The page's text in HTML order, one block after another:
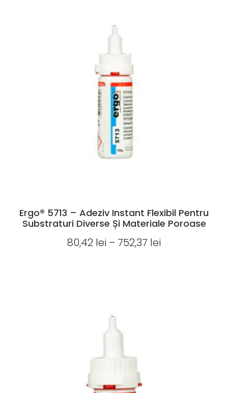
Ergo® 5713 – Adeziv Instant Flexibil Pentru
Substraturi Diverse Și Materiale Poroase
80,42 lei – 752,37 lei